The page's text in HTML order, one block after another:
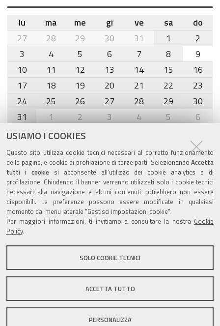
USIAMO I COOKIES
Questo sito utilizza cookie tecnici necessari al corretto funzionamento
delle pagine, e cookie di profilazione di terze parti. Selezionando Accetta
tutti i cookiesi acconsente all’utilizzo dei cookie analytics e di
profilazione. Chiudendo il banner verranno utilizzati solo i cookie tecnici
necessari alla navigazione e alcuni contenuti potrebbero non essere
disponibili. Le preferenze possono essere modificate in qualsiasi
momento dal menu laterale "Gestisci impostazioni cookie".
Per maggiori informazioni, ti invitiamo a consultare la nostra Cookie
Policy.
SOLO COOKIE TECNICI
ACCETTA TUTTO
PERSONALIZZA
month-
8
lu ma me gi ve sa
do
27
28 29 30 31 1
2
3
4 5 6 7 8
9
10
11 12 13 14 15
16
17
18 19 20 21 22
23
24
25 26 27 28 29
30
31
1 2 3 4 5 6
Agenda eventi
torna alla sezione
Valuta questo sito
Sito istituzionale Comune di Zola Predosa